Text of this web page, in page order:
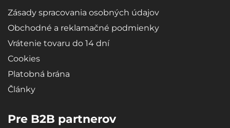
Zásady spracovania osobných údajov
Obchodné a reklamačné podmienky
Vrátenie tovaru do 14 dní
Cookies
Platobná brána
Články
Pre B2B partnerov